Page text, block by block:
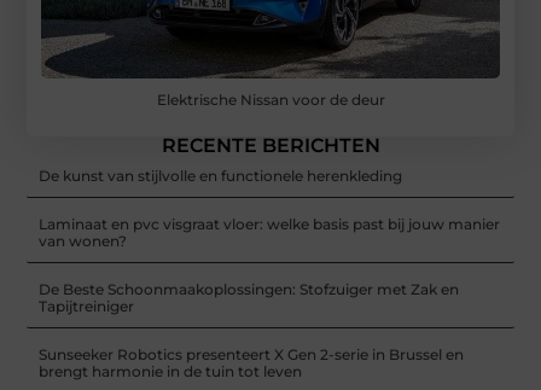
Elektrische Nissan voor de deur
RECENTE BERICHTEN
De kunst van stijlvolle en functionele herenkleding
Laminaat en pvc visgraat vloer: welke basis past bij jouw manier
van wonen?
De Beste Schoonmaakoplossingen: Stofzuiger met Zak en
Tapijtreiniger
Sunseeker Robotics presenteert X Gen 2-serie in Brussel en
brengt harmonie in de tuin tot leven